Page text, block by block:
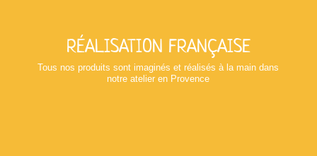
RÉALISATION FRANÇAISE
Tous nos produits sont imaginés et réalisés à la main dans
notre atelier en Provence